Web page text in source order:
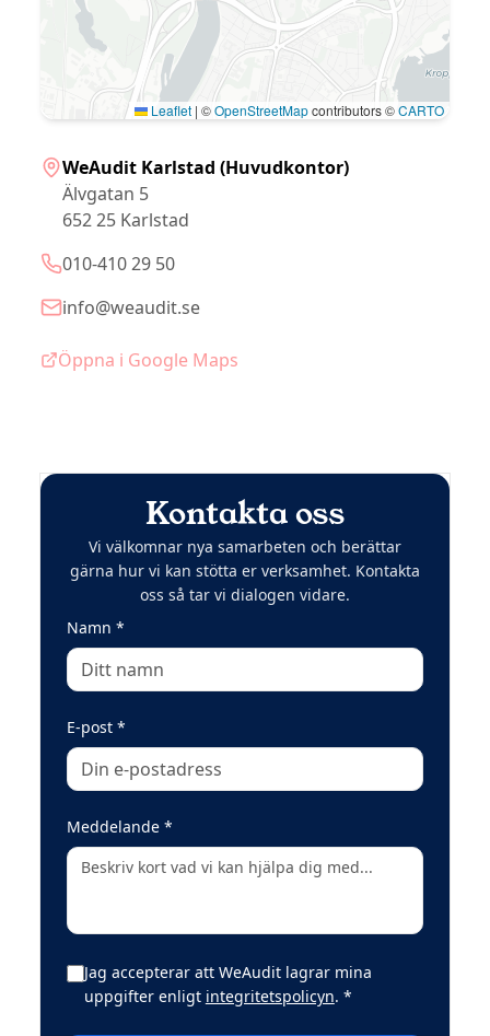
Leaflet | ©OpenStreetMapcontributors ©CARTO
WeAudit Karlstad (Huvudkontor)
Älvgatan 5
652 25 Karlstad
010-410 29 50
info@weaudit.se
Öppna i Google Maps
Kontakta oss
Vi välkomnar nya samarbeten och berättar
gärna hur vi kan stötta er verksamhet. Kontakta
oss så tar vi dialogen vidare.
Namn *(obligatoriskt)
E-post *(obligatoriskt)
Meddelande *(obligatoriskt)
Jag accepterar att WeAudit lagrar mina
uppgifter enligt integritetspolicyn. *(obligatoriskt)